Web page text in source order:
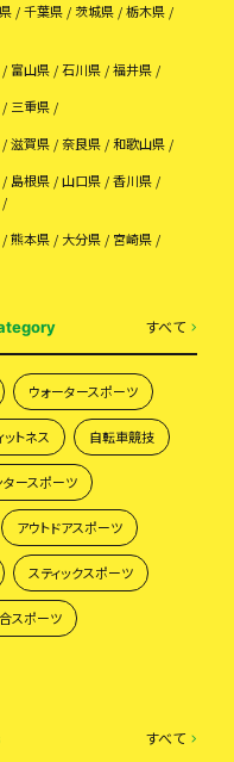
千葉県 茨城県
栃木県
富山県 石川県
福井県
三重県
滋賀県 奈良県
和歌山県
島根県 山口県
香川県
熊本県 大分県
宮崎県
すべて
ウォータースポーツ
ットネス 自転車競技
タースポーツ
アウトドアスポーツ
スティックスポーツ
スポーツ
すべて